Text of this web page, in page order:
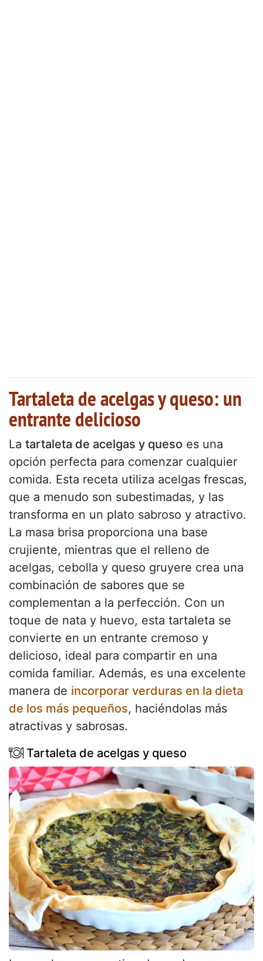
Tartaleta de acelgas y queso: un
entrante delicioso
La tartaleta de acelgas y queso es una
opción perfecta para comenzar cualquier
comida. Esta receta utiliza acelgas frescas,
que a menudo son subestimadas, y las
transforma en un plato sabroso y atractivo.
La masa brisa proporciona una base
crujiente, mientras que el relleno de
acelgas, cebolla y queso gruyere crea una
combinación de sabores que se
complementan a la perfección. Con un
toque de nata y huevo, esta tartaleta se
convierte en un entrante cremoso y
delicioso, ideal para compartir en una
comida familiar. Además, es una excelente
manera de incorporar verduras en la dieta
de los más pequeños, haciéndolas más
atractivas y sabrosas.
Tartaleta de acelgas y queso